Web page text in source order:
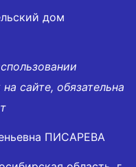
дом
сайте, обязательна
ПИСАРЕВА